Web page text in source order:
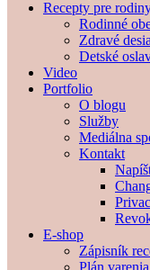
Recepty pre
Rodinné
Zdravé
Detské
Video
Portfolio
O blogu
Služby
Mediálna
Kontakt
E-shop
Zápisník
Plán